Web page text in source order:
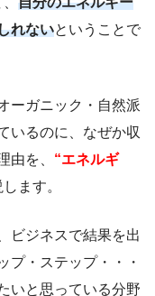
れないということで
ーガニック・自然派
いるのに、なぜか収
由を、 “エネルギ
ます。
ビジネスで結果を出
プ・ステップ・・・
いと思っている分野